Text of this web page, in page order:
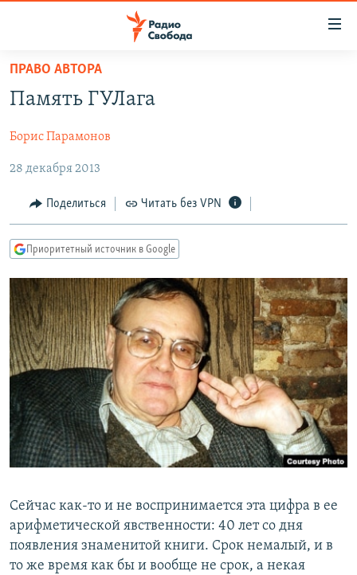
упрощенного
доступа
содержанию
Вернутся
главной
навигации
Вернутся
поиску
АВТОРСКИЕ ПРОЕКТЫ
ЦИТАТЫ СВОБОДЫ
МНЕНИЯ
КУЛЬТУРА
IDEL.РЕАЛИИ
КАВКАЗ.РЕАЛИИ
СЕВЕР.РЕАЛИИ
СИБИРЬ.РЕАЛИИ
РАСПИСАНИЕ ВЕЩАНИЯ
ПОДПИШИТЕСЬ НА РАССЫЛКУ
СОЦИАЛЬНЫЕ СЕТИ
Все сайты РСЕ/РС
ПРАВО АВТОРА
Память ГУЛага
Борис Парамонов
28 декабря 2013
Поделиться Читать без VPN
Приоритетный источник в Google
Сейчас как-то и не воспринимается эта цифра в ее
арифметической явственности: 40 лет со дня
появления знаменитой книги. Срок немалый, и в
то же время как бы и вообще не срок, а некая